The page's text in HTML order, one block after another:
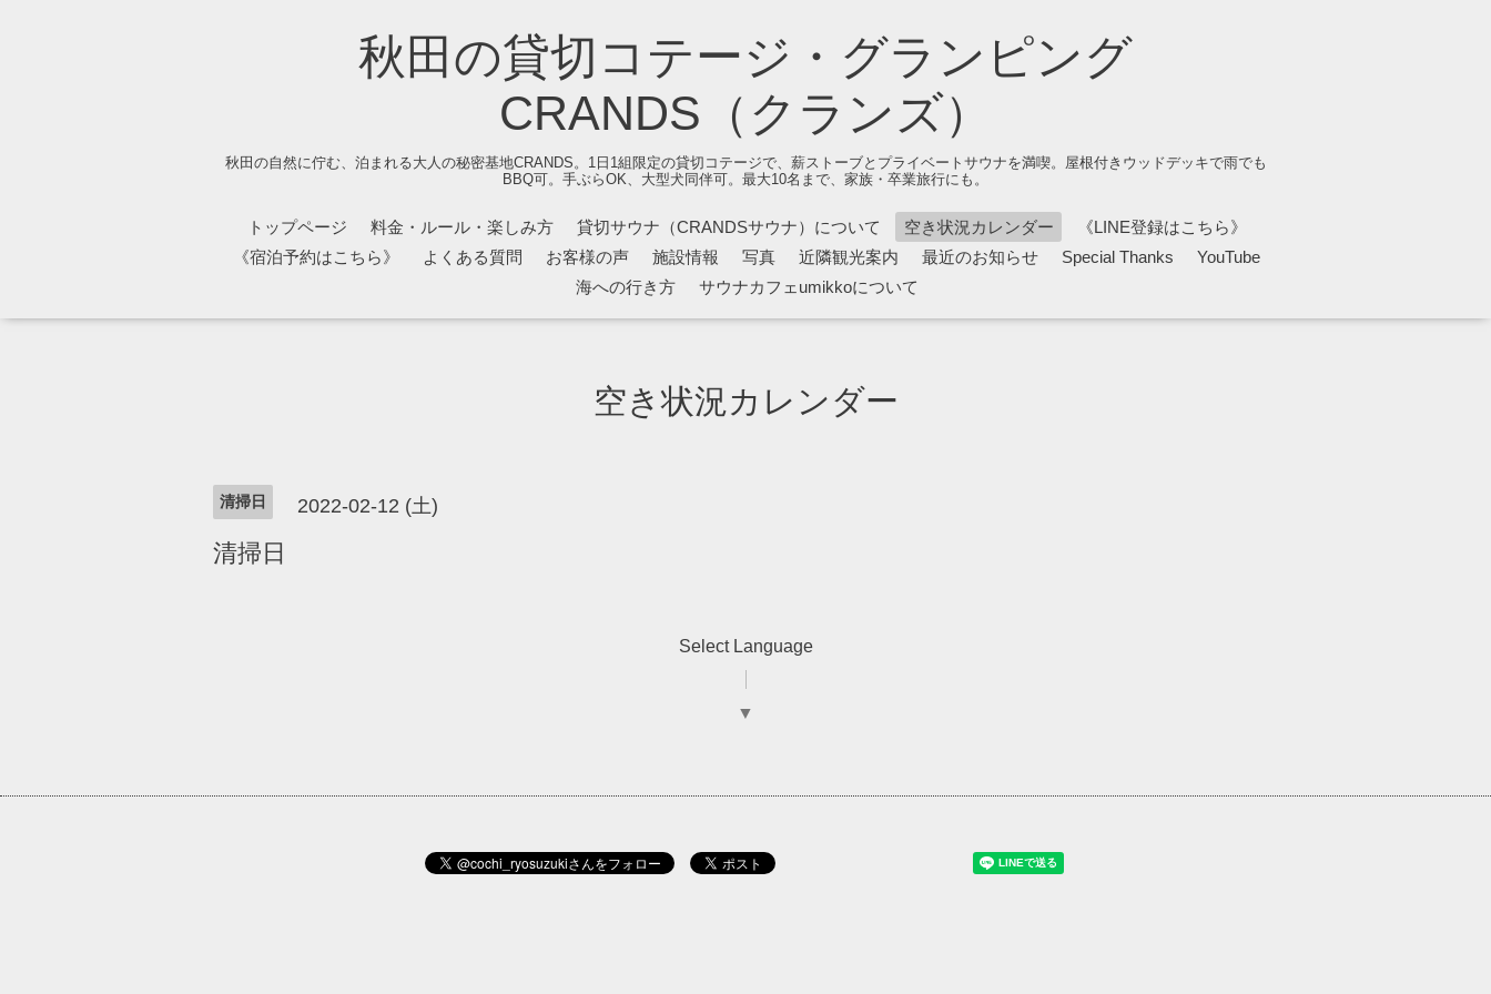
秋田の貸切コテージ・グランピング
CRANDS（クランズ）
秋田の自然に佇む、泊まれる大人の秘密基地CRANDS。1日1組限定の貸切コテージで、薪ストーブとプライベートサウナを満喫。屋根付きウッドデッキで雨でも
BBQ可。手ぶらOK、大型犬同伴可。最大10名まで、家族・卒業旅行にも。
トップページ 料金・ルール・楽しみ方 貸切サウナ（CRANDSサウナ）について 空き状況カレンダー
《LINE登録はこちら》
《宿泊予約はこちら》
よくある質問 お客様の声 施設情報 写真 近隣観光案内 最近のお知らせ Special Thanks
YouTube
海への行き方
サウナカフェumikkoについて
空き状況カレンダー
清掃日 2022-02-12 (土)
清掃日
Select Language
▼